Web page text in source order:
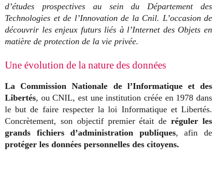
d’études prospectives au sein du Département des
Technologies et de l’Innovation de la Cnil. L’occasion de
découvrir les enjeux futurs liés à l’Internet des Objets en
matière de protection de la vie privée.
Une évolution de la nature des données
La Commission Nationale de l’Informatique et des
Libertés, ou CNIL, est une institution créée en 1978 dans
le but de faire respecter la loi Informatique et Libertés.
Concrètement, son objectif premier était deréguler les
grands fichiers d’administration publiques, afin de
protéger les données personnelles des citoyens.